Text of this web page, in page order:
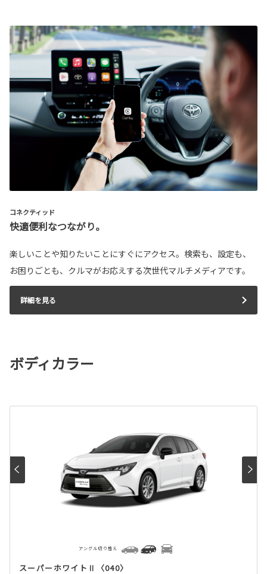
コネクティッド
快適便利なつながり。
楽しいことや知りたいことにすぐにアクセス。検索も、設定も、
お困りごとも、クルマがお応えする次世代マルチメディアです。
詳細を見る
ボディカラー
スーパーホワイトⅡ〈040〉
アングル切り替え